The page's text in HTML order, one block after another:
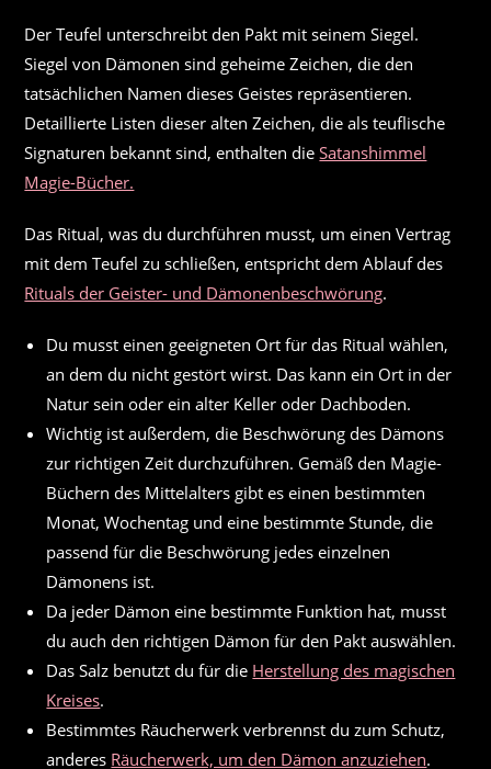
Der Teufel unterschreibt den Pakt mit seinem Siegel.
Siegel von Dämonen sind geheime Zeichen, die den
tatsächlichen Namen dieses Geistes repräsentieren.
Detaillierte Listen dieser alten Zeichen, die als teuflische
Signaturen bekannt sind, enthalten dieSatanshimmel
Magie-Bücher.
Das Ritual, was du durchführen musst, um einen Vertrag
mit dem Teufel zu schließen, entspricht dem Ablauf des
Rituals der Geister- und Dämonenbeschwörung.
Du musst einen geeigneten Ort für das Ritual wählen,
an dem du nicht gestört wirst. Das kann ein Ort in der
Natur sein oder ein alter Keller oder Dachboden.
Wichtig ist außerdem, die Beschwörung des Dämons
zur richtigen Zeit durchzuführen. Gemäß den Magie-
Büchern des Mittelalters gibt es einen bestimmten
Monat, Wochentag und eine bestimmte Stunde, die
passend für die Beschwörung jedes einzelnen
Dämonens ist.
Da jeder Dämon eine bestimmte Funktion hat, musst
du auch den richtigen Dämon für den Pakt auswählen.
Das Salz benutzt du für die Herstellung des magischen
Kreises.
Bestimmtes Räucherwerk verbrennst du zum Schutz,
anderes Räucherwerk, um den Dämon anzuziehen.